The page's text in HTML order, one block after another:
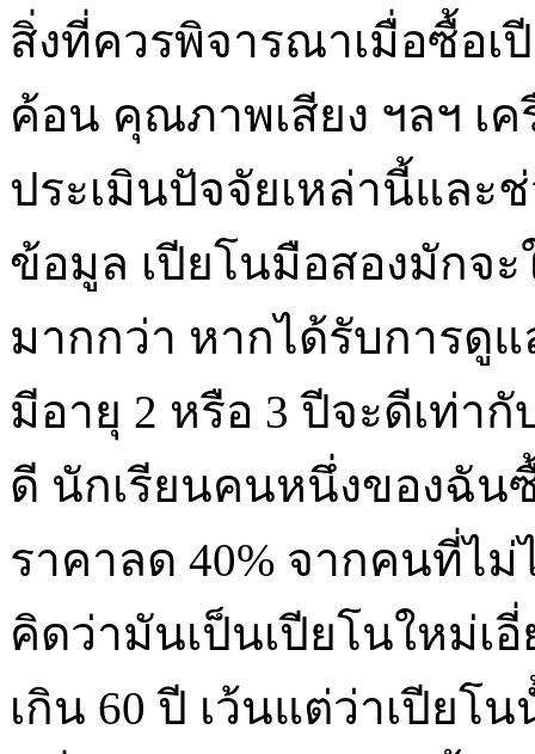
สิ่งที่ควรพิจารณาเมื่อซื้อเ
ค้อน คุณภาพเสียง ฯลฯ เค
ประเมินปัจจัยเหล่านี้แล
ข้อมูล เปียโนมือสองมักจ
มากกว่า หากได้รับการดู
มีอายุ 2 หรือ 3 ปีจะดีเท่า
ดี นักเรียนคนหนึ่งของฉัน
ราคาลด 40% จากคนที่ไ
คิดว่ามันเป็นเปียโนใหม่เ
เกิน 60 ปี เว้นแต่ว่าเปีย